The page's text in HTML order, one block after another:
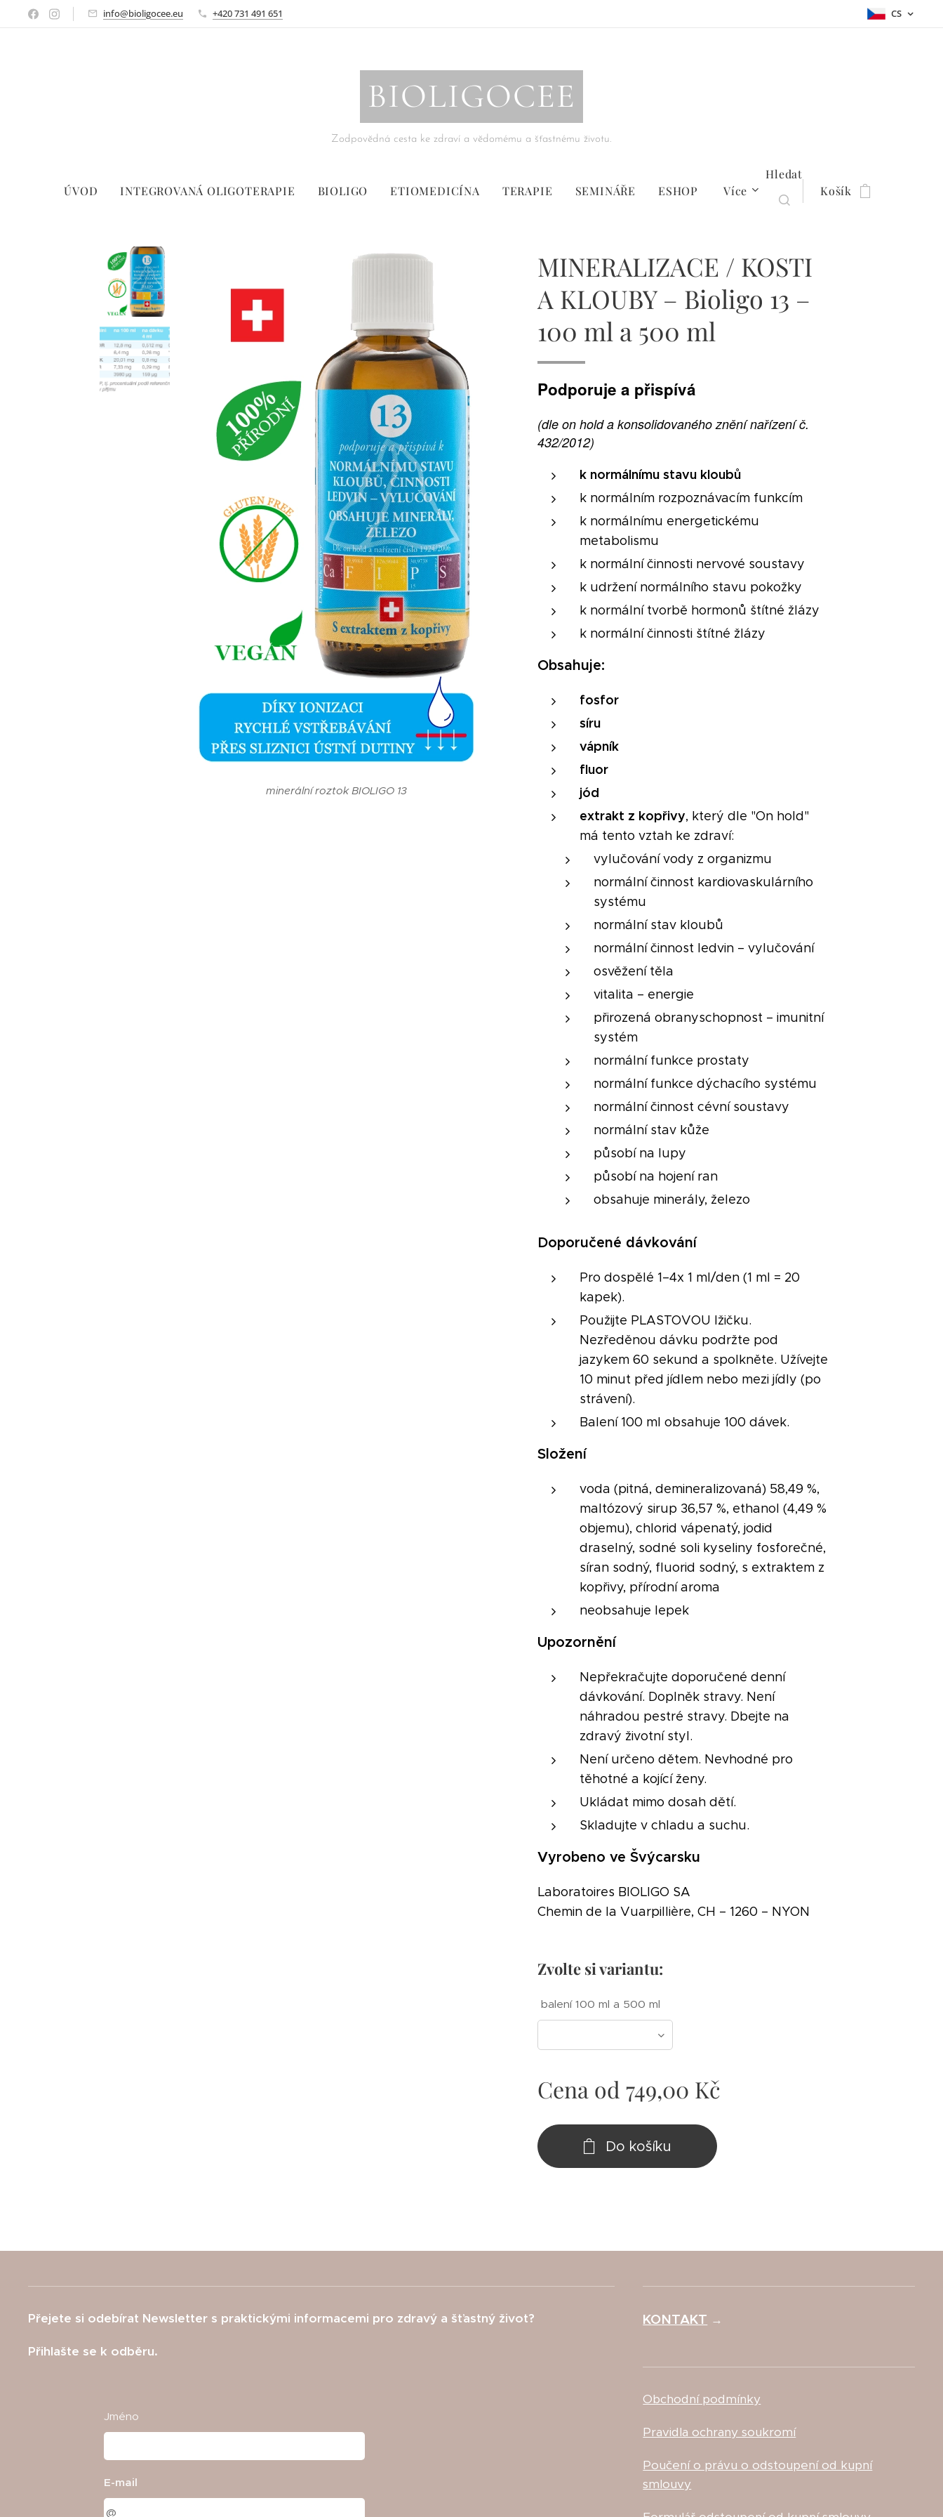
info@bioligocee.eu +420 731 491 651 CS
BIOLIGOCEE
Zodpovědná cesta ke zdraví a vědomému a šťastnému životu.
ÚVOD INTEGROVANÁ OLIGOTERAPIE BIOLIGO ETIOMEDICÍNA TERAPIE SEMINÁŘE ESHOP Více
Hledat
Košík
MINERALIZACE / KOSTI
A KLOUBY – Bioligo 13 –
100 ml a 500 ml
minerální roztok BIOLIGO 13
Podporuje a přispívá
(dle on hold a konsolidovaného znění nařízení č.
432/2012)
k normálnímu stavu kloubů
k normálním rozpoznávacím funkcím
k normálnímu energetickému
metabolismu
k normální činnosti nervové soustavy
k udržení normálního stavu pokožky
k normální tvorbě hormonů štítné žlázy
k normální činnosti štítné žlázy
Obsahuje:
fosfor
síru
vápník
fluor
jód
extrakt z kopřivy, který dle "On hold"
má tento vztah ke zdraví:
vylučování vody z organizmu
normální činnost kardiovaskulárního
systému
normální stav kloubů
normální činnost ledvin – vylučování
osvěžení těla
vitalita – energie
přirozená obranyschopnost – imunitní
systém
normální funkce prostaty
normální funkce dýchacího systému
normální činnost cévní soustavy
normální stav kůže
působí na lupy
působí na hojení ran
obsahuje minerály, železo
Doporučené dávkování
Pro dospělé 1–4x 1 ml/den (1 ml = 20
kapek).
Použijte PLASTOVOU lžičku.
Nezředěnou dávku podržte pod
jazykem 60 sekund a spolkněte. Užívejte
10 minut před jídlem nebo mezi jídly (po
strávení).
Balení 100 ml obsahuje 100 dávek.
Složení
voda (pitná, demineralizovaná) 58,49 %,
maltózový sirup 36,57 %, ethanol (4,49 %
objemu), chlorid vápenatý, jodid
draselný, sodné soli kyseliny fosforečné,
síran sodný, fluorid sodný, s extraktem z
kopřivy, přírodní aroma
neobsahuje lepek
Upozornění
Nepřekračujte doporučené denní
dávkování. Doplněk stravy. Není
náhradou pestré stravy. Dbejte na
zdravý životní styl.
Není určeno dětem. Nevhodné pro
těhotné a kojící ženy.
Ukládat mimo dosah dětí.
Skladujte v chladu a suchu.
Vyrobeno ve Švýcarsku
Laboratoires BIOLIGO SA
Chemin de la Vuarpillière, CH – 1260 – NYON
Zvolte si variantu:
balení 100 ml a 500 ml
Cena od 749,00 Kč
Do košíku
Přejete si odebírat Newsletter s praktickými informacemi pro zdravý a šťastný život?
Přihlašte se k odběru.
Jméno
E-mail
KONTAKT →
Obchodní podmínky
Pravidla ochrany soukromí
Poučení o právu o odstoupení od kupní
smlouvy